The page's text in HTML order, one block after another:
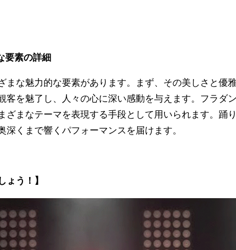
要素の詳細
まな魅力的な要素があります。まず、その美しさと優
客を魅了し、人々の心に深い感動を与えます。フラダ
ざまなテーマを表現する手段として用いられます。踊
深くまで響くパフォーマンスを届けます。
ょう！】